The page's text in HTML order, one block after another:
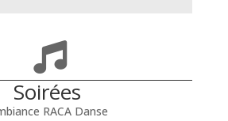
Soirées
RACA Danse